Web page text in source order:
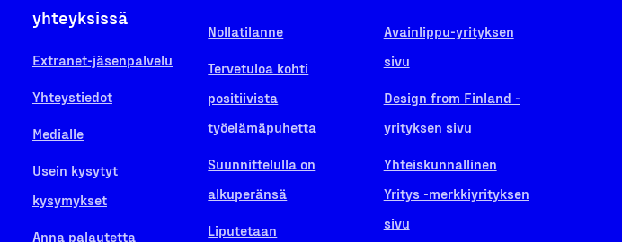
yhteyksissä
Extranet-jäsenpalvelu
Yhteystiedot
Medialle
Usein kysytyt
kysymykset
Anna palautetta
Nollatilanne
Tervetuloa kohti
positiivista
työelämäpuhetta
Suunnittelulla on
alkuperänsä
Liputetaan
Avainlippu-yrityksen
sivu
Design from Finland -
yrityksen sivu
Yhteiskunnallinen
Yritys -merkkiyrityksen
sivu